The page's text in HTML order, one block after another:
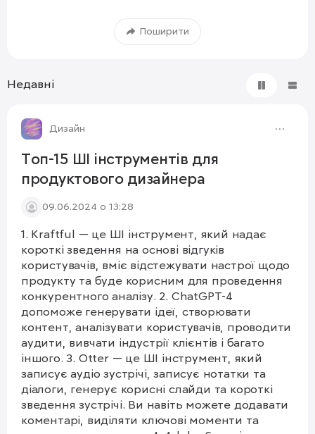
Поширити
Недавні
Дизайн
Топ-15 ШІ інструментів для
продуктового дизайнера
09.06.2024 о 13:28
1. Kraftful — це ШІ інструмент, який надає
короткі зведення на основі відгуків
користувачів, вміє відстежувати настрої щодо
продукту та буде корисним для проведення
конкурентного аналізу. 2. ChatGPT-4
допоможе генерувати ідеї, створювати
контент, аналізувати користувачів, проводити
аудити, вивчати індустрії клієнтів і багато
іншого. 3. Otter — це ШІ інструмент, який
записує аудіо зустрічі, записує нотатки та
діалоги, генерує корисні слайди та короткі
зведення зустрічі. Ви навіть можете додавати
коментарі, виділяти ключові моменти та